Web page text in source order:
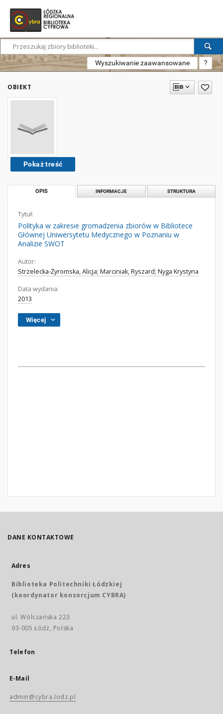
Wyszukiwanie zaawansowane ?
OBIEKT
Pokaż treść
OPIS INFORMACJE STRUKTURA
Tytuł:
Polityka w zakresie gromadzenia zbiorów w Bibliotece
Głównej Uniwersytetu Medycznego w Poznaniu w
Analizie SWOT
Autor:
Strzelecka-Żyromska, Alicja; Marciniak, Ryszard; Nyga Krystyna
Data wydania:
2013
Więcej
DANE KONTAKTOWE
Adres
Biblioteka Politechniki Łódzkiej
(koordynator konsorcjum CYBRA)
ul. Wólczańska 223
93-005 Łódź, Polska
Telefon
E-Mail
admin@cybra.lodz.pl